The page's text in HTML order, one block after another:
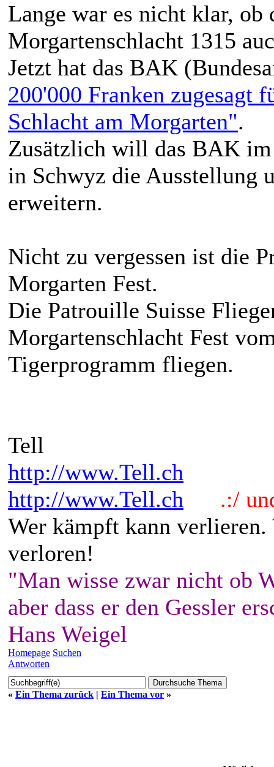
Lange war es nicht klar, ob
Morgartenschlacht 1315
Jetzt hat das BAK
200'000 Franken zugesagt
Schlacht am Morgarten".
Zusätzlich will das BAK im
in Schwyz die Ausstellung
erweitern.
Nicht zu vergessen ist die
Morgarten Fest.
Die Patrouille Suisse
Morgartenschlacht Fest
Tigerprogramm fliegen.
Tell
http://www.Tell.ch
http://www.Tell.ch
.:/
Wer kämpft kann
verloren!
"Man wisse zwar nicht ob
aber dass er den Gessler
Hans Weigel
Homepage Suchen
Antworten
« Ein Thema zurück | Ein Thema vor »